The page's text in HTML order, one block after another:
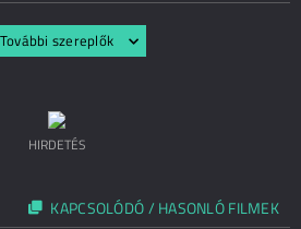
További szereplők
HIRDETÉS
KAPCSOLÓDÓ / HASONLÓ FILMEK